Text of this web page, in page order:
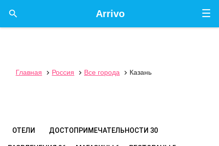
☰
Arrivo

Главная  Россия  Все города  Казань
ОТЕЛИ ДОСТОПРИМЕЧАТЕЛЬНОСТИ 30